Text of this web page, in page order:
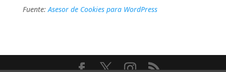
Fuente:Asesor de Cookies para WordPress